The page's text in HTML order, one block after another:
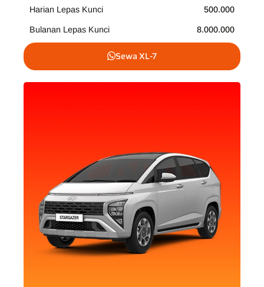
Harian Lepas Kunci 500.000
Bulanan Lepas Kunci 8.000.000
Sewa XL-7